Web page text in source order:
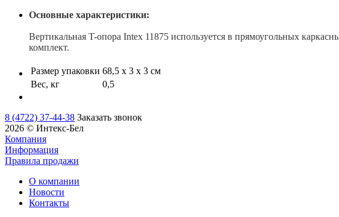
Основные характеристики:
Вертикальная T-опора Intex 11875 используется в прямоугольных
комплект.
Размер упаковки 68,5 х 3 х 3 см
Вес, кг
0,5
8 (4722) 37-44-38 Заказать звонок
2026 © Интекс-Бел
Компания
Информация
Правила продажи
О компании
Новости
Контакты